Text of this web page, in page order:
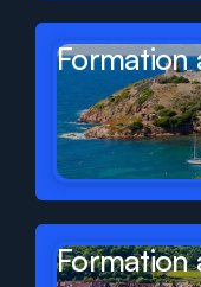
Formation
Formation